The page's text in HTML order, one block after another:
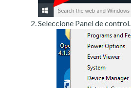
Seleccione Panel de control.